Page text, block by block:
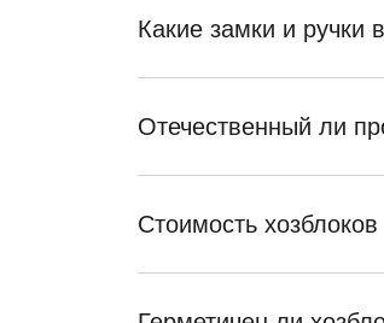
Какие замки и ручки
Отечественный ли
Стоимость